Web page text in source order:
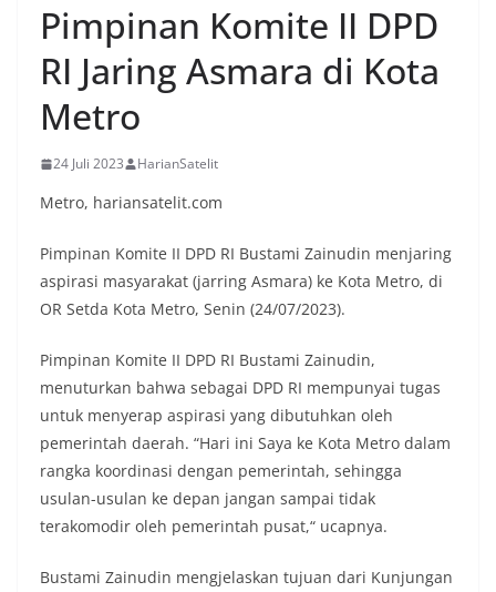
Pimpinan Komite II DPD
RI Jaring Asmara di Kota
Metro
24 Juli 2023 HarianSatelit
Metro, hariansatelit.com
Pimpinan Komite II DPD RI Bustami Zainudin menjaring
aspirasi masyarakat (jarring Asmara) ke Kota Metro, di
OR Setda Kota Metro, Senin (24/07/2023).
Pimpinan Komite II DPD RI Bustami Zainudin,
menuturkan bahwa sebagai DPD RI mempunyai tugas
untuk menyerap aspirasi yang dibutuhkan oleh
pemerintah daerah. “Hari ini Saya ke Kota Metro dalam
rangka koordinasi dengan pemerintah, sehingga
usulan-usulan ke depan jangan sampai tidak
terakomodir oleh pemerintah pusat,“ ucapnya.
Bustami Zainudin mengjelaskan tujuan dari Kunjungan